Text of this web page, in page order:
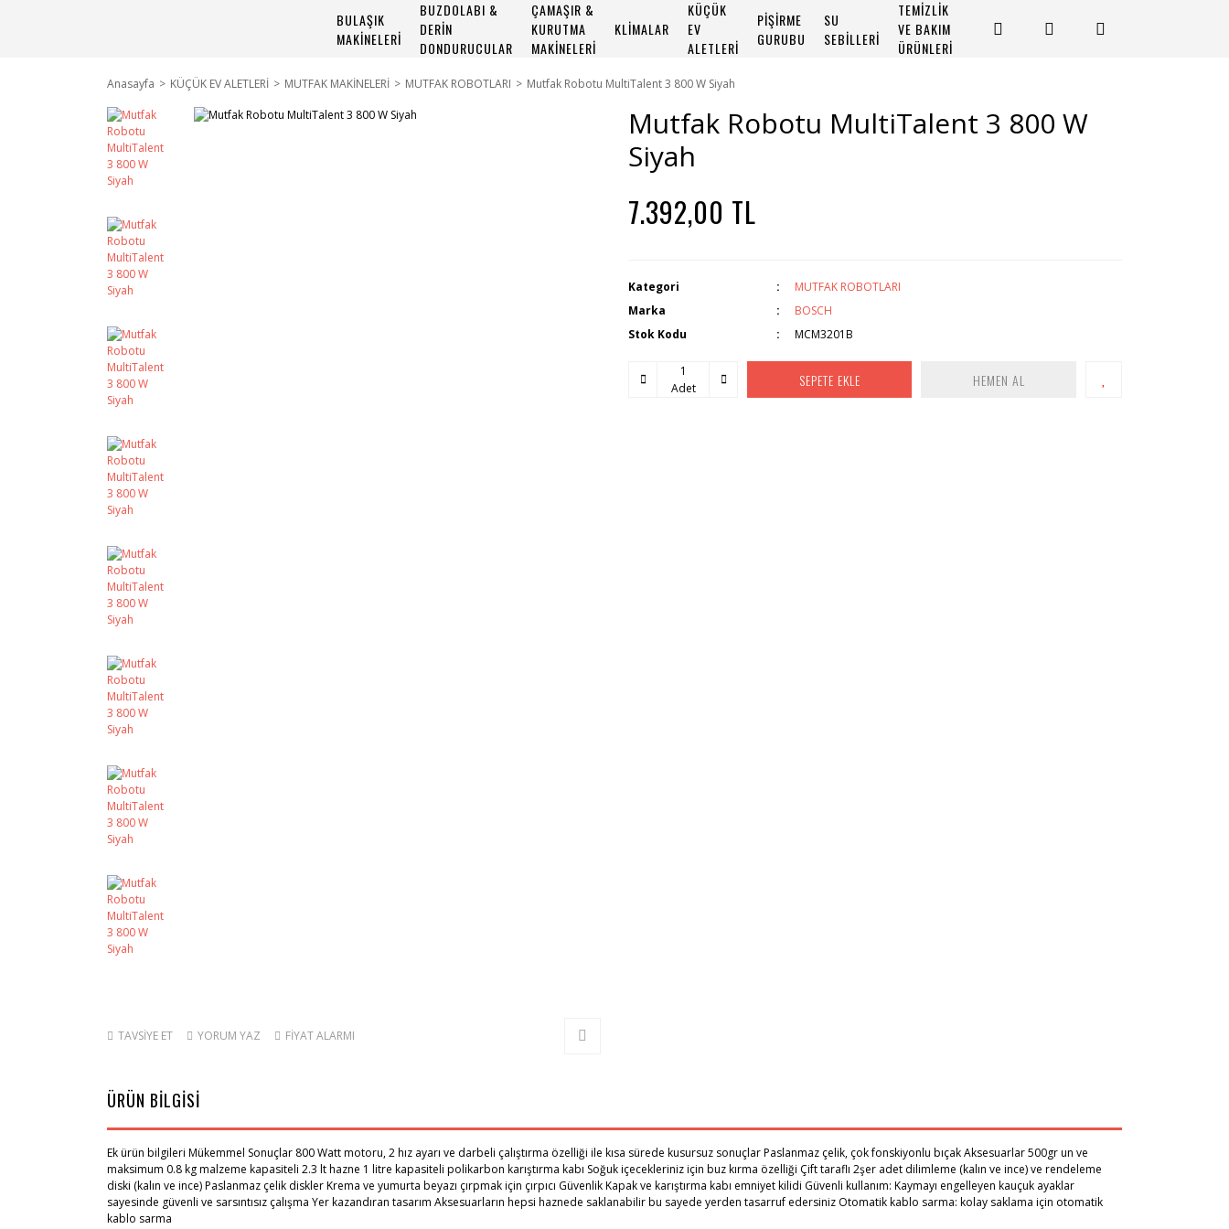
BULAŞIK
MAKİNELERİ
BUZDOLABI &
DERİN
DONDURUCULAR
ÇAMAŞIR &
KURUTMA
MAKİNELERİ
KLİMALAR
KÜÇÜK
EV
ALETLERİ
PİŞİRME
GURUBU
SU
SEBİLLERİ
TEMİZLİK
VE BAKIM
ÜRÜNLERİ
Anasayfa KÜÇÜK EV ALETLERİ MUTFAK MAKİNELERİ MUTFAK ROBOTLARI Mutfak Robotu MultiTalent 3 800 W Siyah
TAVSİYE ET YORUM YAZ FİYAT ALARMI
Mutfak Robotu MultiTalent 3 800 W
Siyah
7.392,00 TL
Kategori
MUTFAK ROBOTLARI
Marka
BOSCH
Stok Kodu
MCM3201B
Adet SEPETE EKLE HEMEN AL
ÜRÜN BİLGİSİ
Ek ürün bilgileri Mükemmel Sonuçlar 800 Watt motoru, 2 hız ayarı ve darbeli çalıştırma özelliği ile kısa sürede kusursuz sonuçlar Paslanmaz çelik, çok fonskiyonlu bıçak Aksesuarlar 500gr un ve
maksimum 0.8 kg malzeme kapasiteli 2.3 lt hazne 1 litre kapasiteli polikarbon karıştırma kabı Soğuk içecekleriniz için buz kırma özelliği Çift taraflı 2şer adet dilimleme (kalın ve ince) ve rendeleme
diski (kalın ve ince) Paslanmaz çelik diskler Krema ve yumurta beyazı çırpmak için çırpıcı Güvenlik Kapak ve karıştırma kabı emniyet kilidi Güvenli kullanım: Kaymayı engelleyen kauçuk ayaklar
sayesinde güvenli ve sarsıntısız çalışma Yer kazandıran tasarım Aksesuarların hepsi haznede saklanabilir bu sayede yerden tasarruf edersiniz Otomatik kablo sarma: kolay saklama için otomatik
kablo sarma